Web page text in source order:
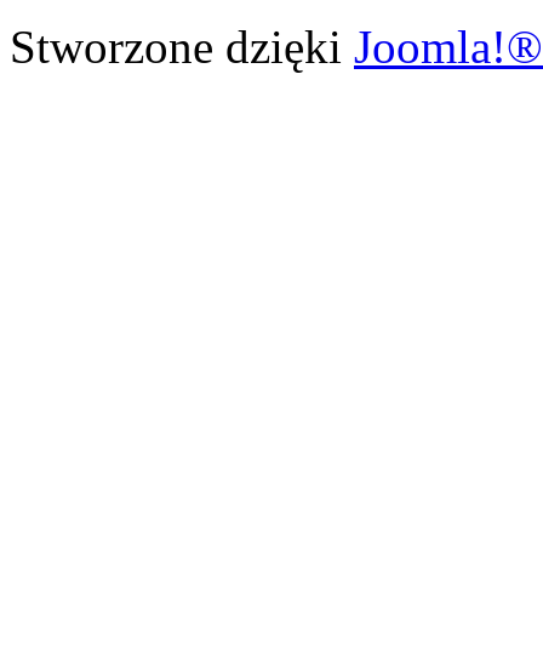
Stworzone dzięki Joomla!®